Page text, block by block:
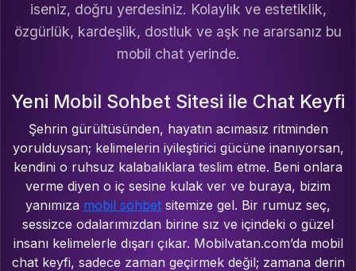
iseniz, doğru yerdesiniz. Kolaylık ve estetiklik,
özgürlük, kardeşlik, dostluk ve aşk ne ararsanız bu
mobil chat yerinde.
Yeni Mobil Sohbet Sitesi ile Chat Keyfi
Şehrin gürültüsünden, hayatın acımasız ritminden
yorulduysan; kelimelerin iyileştirici gücüne inanıyorsan,
kendini o ruhsuz kalabalıklara teslim etme. Beni onlara
verme diyen o iç sesine kulak ver ve buraya, bizim
yanımıza mobil sohbet sitemize gel. Bir rumuz seç,
sessizce odalarımızdan birine sız ve içindeki o güzel
insanı kelimelerle dışarı çıkar. Mobilvatan.com’da mobil
chat keyfi, sadece zaman geçirmek değil; zamana derin